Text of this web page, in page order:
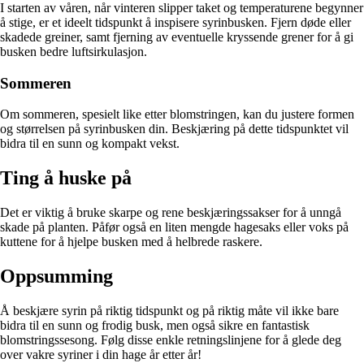
I starten av våren, når vinteren slipper taket og temperaturene begynner
å stige, er et ideelt tidspunkt å inspisere syrinbusken. Fjern døde eller
skadede greiner, samt fjerning av eventuelle kryssende grener for å gi
busken bedre luftsirkulasjon.
Sommeren
Om sommeren, spesielt like etter blomstringen, kan du justere formen
og størrelsen på syrinbusken din. Beskjæring på dette tidspunktet vil
bidra til en sunn og kompakt vekst.
Ting å huske på
Det er viktig å bruke skarpe og rene beskjæringssakser for å unngå
skade på planten. Påfør også en liten mengde hagesaks eller voks på
kuttene for å hjelpe busken med å helbrede raskere.
Oppsumming
Å beskjære syrin på riktig tidspunkt og på riktig måte vil ikke bare
bidra til en sunn og frodig busk, men også sikre en fantastisk
blomstringssesong. Følg disse enkle retningslinjene for å glede deg
over vakre syriner i din hage år etter år!